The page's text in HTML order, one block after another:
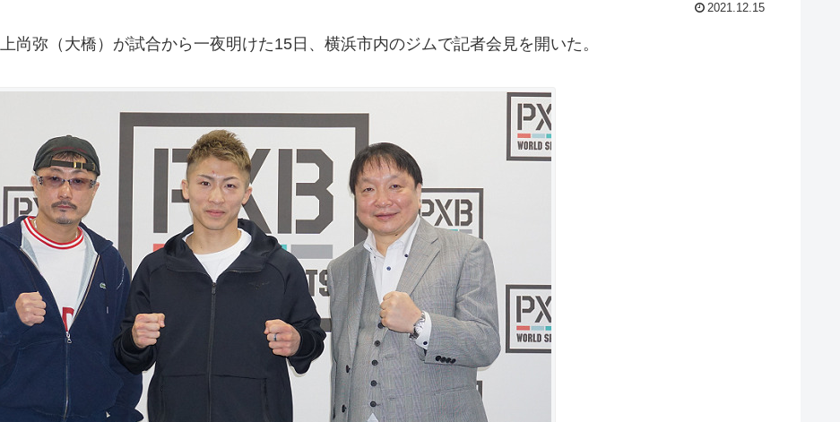
2021.12.15
弥（大橋）が試合から一夜明けた15日、横浜市内のジムで記者会見を開いた。